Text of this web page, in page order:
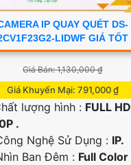
IP QUAY QUÉT DS-
LIDWF GIÁ TỐT
Giá Bán: 1,130,000 ₫
Giá Khuyến Mại: 791,000 ₫
lượng hình : FULL HD
.
Nghệ Sử Dụng : IP.
Ban Đêm : Full Color